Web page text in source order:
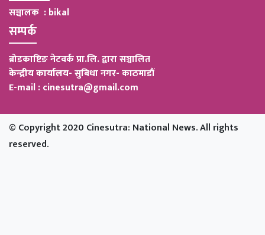
सञ्चालक : bikal
सम्पर्क
ब्रोडकाष्टिङ नेटवर्क प्रा.लि. द्वारा सञ्चालित
केन्द्रीय कार्यालय-सुबिधा नगर- काठमाडौं
E-mail : cinesutra@gmail.com
© Copyright 2020 Cinesutra: National News. All rights
reserved.